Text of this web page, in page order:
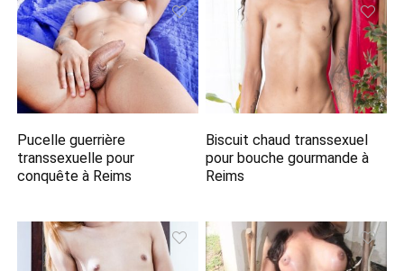
Pucelle guerrière
transsexuelle pour
conquête à Reims
Biscuit chaud transsexuel
pour bouche gourmande à
Reims